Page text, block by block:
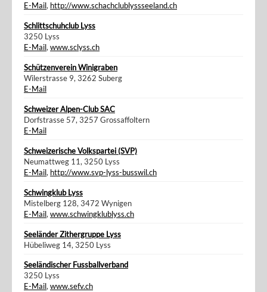
E-Mail, http://www.schachclublyssseeland.ch
Schlittschuhclub Lyss
3250 Lyss
E-Mail, www.sclyss.ch
Schützenverein Winigraben
Wilerstrasse 9, 3262 Suberg
E-Mail
Schweizer Alpen-Club SAC
Dorfstrasse 57, 3257 Grossaffoltern
E-Mail
Schweizerische Volkspartei (SVP)
Neumattweg 11, 3250 Lyss
E-Mail, http://www.svp-lyss-busswil.ch
Schwingklub Lyss
Mistelberg 128, 3472 Wynigen
E-Mail, www.schwingklublyss.ch
Seeländer Zithergruppe Lyss
Hübeliweg 14, 3250 Lyss
Seeländischer Fussballverband
3250 Lyss
E-Mail,www.sefv.ch